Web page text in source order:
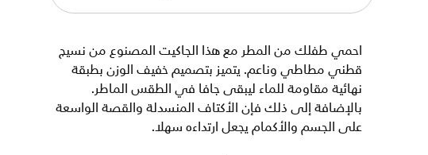
احمي طفلك من المطر مع هذا الجاكيت المصنوع من نسيج
قطني مطاطي وناعم. يتميز بتصميم خفيف الوزن بطبقة
نهائية مقاومة للماء ليبقى جافا في الطقس الماطر.
بالإضافة إلى ذلك فإن الأكتاف المنسدلة والقصة الواسعة
على الجسم والأكمام يجعل ارتداءه سهلا.